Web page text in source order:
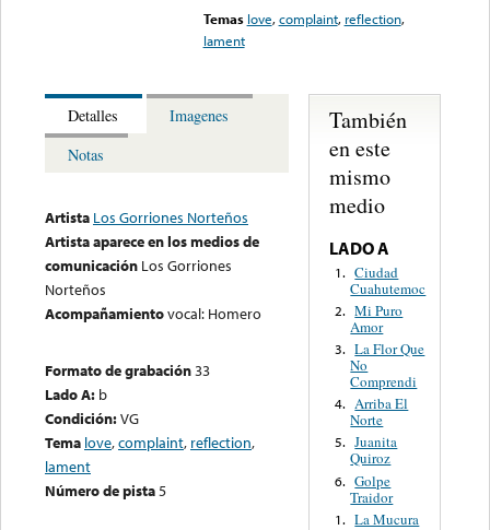
Temas love,complaint, reflection,
lament
Detalles
Imagenes
Notas
Artista Los Gorriones Norteños
Artista aparece en los medios de
comunicación Los Gorriones
Norteños
Acompañamientovocal: Homero
Formato de grabación33
Lado A: b
Condición:VG
Tema love,complaint, reflection,
lament
Número de pista5
También
en este
mismo
medio
LADO A
1. Ciudad
Cuahutemoc
2. Mi Puro
Amor
3. La Flor Que
No
Comprendi
4. Arriba El
Norte
5. Juanita
Quiroz
6. Golpe
Traidor
1. La Mucura